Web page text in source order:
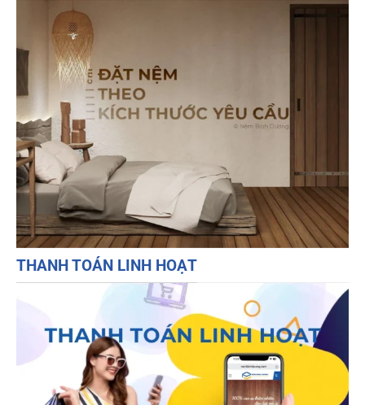
THANH TOÁN LINH HOẠT